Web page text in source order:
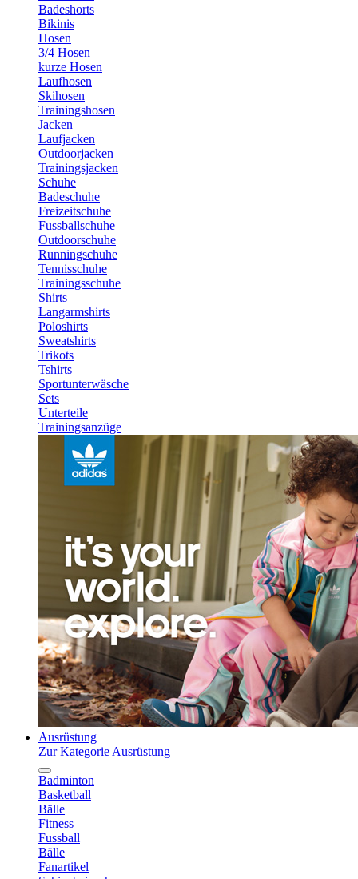
Badeshorts
Bikinis
Hosen
3/4 Hosen
kurze Hosen
Laufhosen
Skihosen
Trainingshosen
Jacken
Laufjacken
Outdoorjacken
Trainingsjacken
Schuhe
Badeschuhe
Freizeitschuhe
Fussballschuhe
Outdoorschuhe
Runningschuhe
Tennisschuhe
Trainingsschuhe
Shirts
Langarmshirts
Poloshirts
Sweatshirts
Trikots
Tshirts
Sportunterwäsche
Sets
Unterteile
Trainingsanzüge
Ausrüstung
Zur Kategorie Ausrüstung
Badminton
Basketball
Bälle
Fitness
Fussball
Bälle
Fanartikel